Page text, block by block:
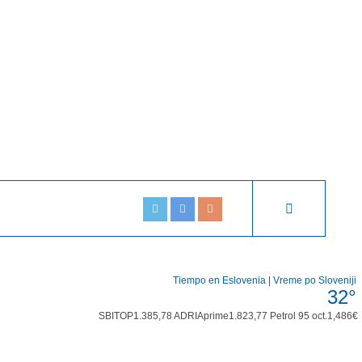
Tiempo en Eslovenia | Vreme po Sloveniji
32°
SBITOP1.385,78 ADRIAprime1.823,77 Petrol 95 oct.1,486€